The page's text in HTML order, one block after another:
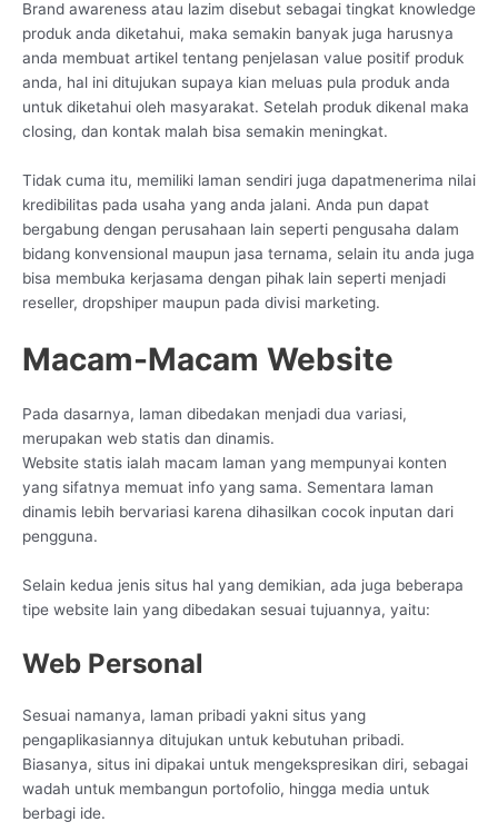
Brand awareness atau lazim disebut sebagai tingkat knowledge
produk anda diketahui, maka semakin banyak juga harusnya
anda membuat artikel tentang penjelasan value positif produk
anda, hal ini ditujukan supaya kian meluas pula produk anda
untuk diketahui oleh masyarakat. Setelah produk dikenal maka
closing, dan kontak malah bisa semakin meningkat.
Tidak cuma itu, memiliki laman sendiri juga dapatmenerima nilai
kredibilitas pada usaha yang anda jalani. Anda pun dapat
bergabung dengan perusahaan lain seperti pengusaha dalam
bidang konvensional maupun jasa ternama, selain itu anda juga
bisa membuka kerjasama dengan pihak lain seperti menjadi
reseller, dropshiper maupun pada divisi marketing.
Macam-Macam Website
Pada dasarnya, laman dibedakan menjadi dua variasi,
merupakan web statis dan dinamis.
Website statis ialah macam laman yang mempunyai konten
yang sifatnya memuat info yang sama. Sementara laman
dinamis lebih bervariasi karena dihasilkan cocok inputan dari
pengguna.
Selain kedua jenis situs hal yang demikian, ada juga beberapa
tipe website lain yang dibedakan sesuai tujuannya, yaitu:
Web Personal
Sesuai namanya, laman pribadi yakni situs yang
pengaplikasiannya ditujukan untuk kebutuhan pribadi.
Biasanya, situs ini dipakai untuk mengekspresikan diri, sebagai
wadah untuk membangun portofolio, hingga media untuk
berbagi ide.